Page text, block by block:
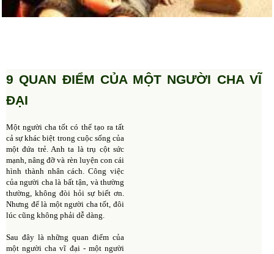
9 QUAN ĐIỂM CỦA MỘT NGƯỜI CHA VĨ
ĐẠI
Một người cha tốt có thể tạo ra tất
cả sự khác biệt trong cuộc sống của
một đứa trẻ. Anh ta là trụ cột sức
mạnh, nâng đỡ và rèn luyện con cái
hình thành nhân cách. Công việc
của người cha là bất tận, và thường
thường, không đòi hỏi sự biết ơn.
Nhưng để là một người cha tốt, đôi
lúc cũng không phải dễ dàng.
Sau đây là những quan điểm của
một người cha vĩ đại - một người